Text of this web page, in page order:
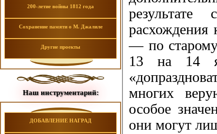
200-летие войны 1812 года
Сохранение памяти о М. Джалиле
Другие проекты
Наш инструментарий:
ДОБАВЛЕНИЕ НАГРАД
результате
расхождения
— по
13 на 14
многих
особое
они могут